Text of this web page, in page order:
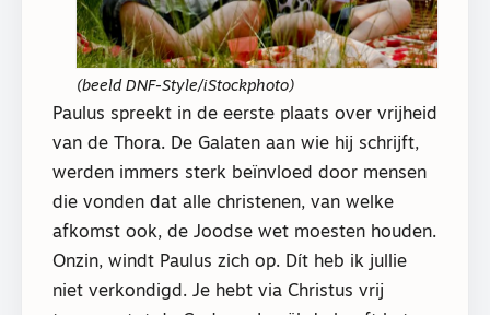
(beeld DNF-Style/iStockphoto)
Paulus spreekt in de eerste plaats over vrijheid
van de Thora. De Galaten aan wie hij schrijft,
werden immers sterk beïnvloed door mensen
die vonden dat alle christenen, van welke
afkomst ook, de Joodse wet moesten houden.
Onzin, windt Paulus zich op. Dít heb ik jullie
niet verkondigd. Je hebt via Christus vrij